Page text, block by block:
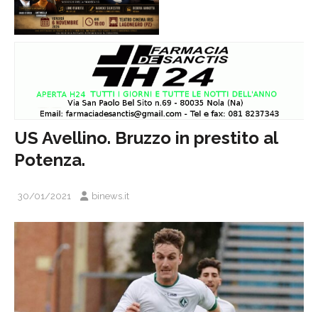
US Avellino. Bruzzo in prestito al
Potenza.
30/01/2021 binews.it